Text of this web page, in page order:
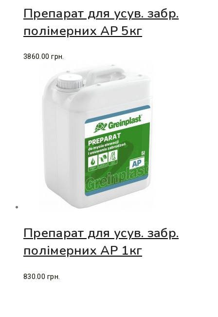
Препарат для усув. забр.
полімерних АР 5кг
3860.00 грн.
Препарат для усув. забр.
полімерних АР 1кг
830.00 грн.